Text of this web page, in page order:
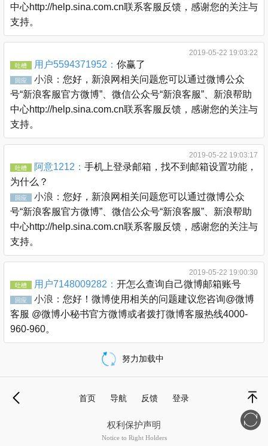
中心http://help.sina.com.cn联系客服反馈，感谢您的关注与
支持。
2019-05-22 19:03:22
吐槽 用户5594371952： 你赢了
回应 小浪： 您好，新浪网相关问题您可以通过微博公众
号“新浪客服官方微博”、微信公众号“新浪客服”、新浪帮助
中心http://help.sina.com.cn联系客服反馈，感谢您的关注与
支持。
2019-05-22 19:03:17
吐槽 阿意1212： 手机上登录邮箱，找不到邮箱设置功能，
为什么？
回应 小浪： 您好，新浪网相关问题您可以通过微博公众
号“新浪客服官方微博”、微信公众号“新浪客服”、新浪帮助
中心http://help.sina.com.cn联系客服反馈，感谢您的关注与
支持。
2019-05-22 19:00:30
吐槽 用户7148009282： 开怎么查询自己微博邮箱账号
回应 小浪： 您好！微博使用相关的问题建议您咨询@微博
客服 @微博小秘书官方微博或者拨打微博客服热线4000-
960-960。
载
更
努力加载中
顶部
首页 导航 反馈 登录
权利保护声明
Notice to Right Holders